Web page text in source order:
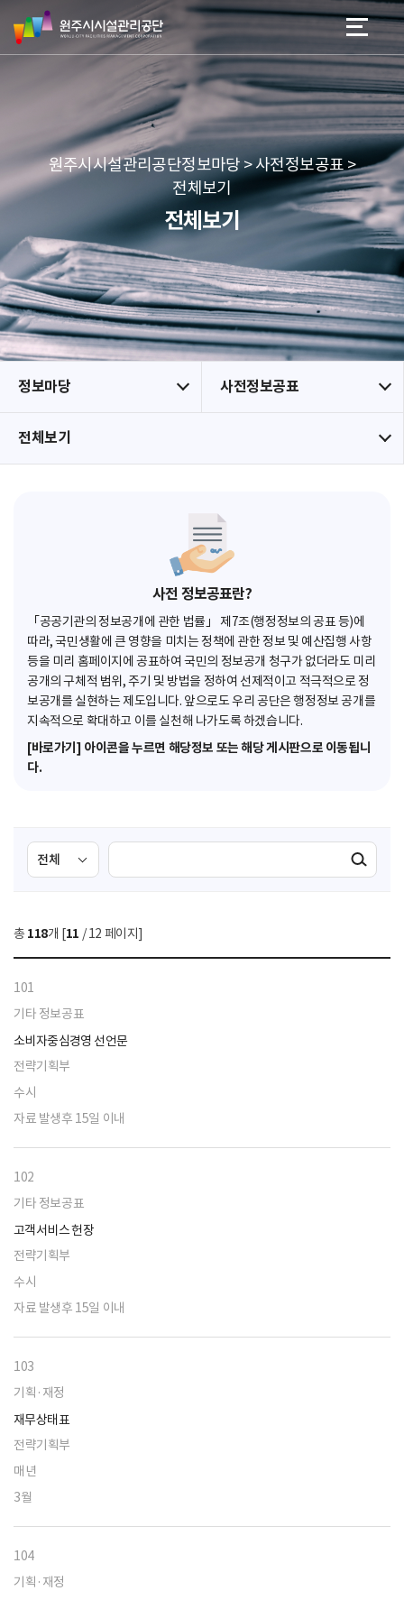
네
본문 바로가기
메뉴 바로가기
원
주
시
리
공
단
원주시시설관리공단정보마당 > 사전정보공표 >
전체보기
전체보기
정보마당 사전정보공표
전체보기
사전 정보공표란?
「공공기관의 정보공개에 관한 법률」 제7조(행정정보의 공표 등)에
따라, 국민생활에 큰 영향을 미치는 정책에 관한 정보 및 예산집행 사항
등을 미리 홈페이지에 공표하여 국민의 정보공개 청구가 없더라도 미리
공개의 구체적 범위, 주기 및 방법을 정하여 선제적이고 적극적으로 정
보공개를 실현하는 제도입니다. 앞으로도 우리 공단은 행정정보 공개를
지속적으로 확대하고 이를 실천해 나가도록 하겠습니다.
[바로가기] 아이콘을 누르면 해당정보 또는 해당 게시판으로 이동됩니
다.
검
색
선
택
색
검색실행
총 118개 [11 / 12 페이지]
101
기타 정보공표
소비자중심경영 선언문
전략기획부
수시
자료 발생후 15일 이내
102
기타 정보공표
고객서비스 헌장
전략기획부
수시
자료 발생후 15일 이내
103
기획·재정
재무상태표
전략기획부
매년
3월
104
기획·재정